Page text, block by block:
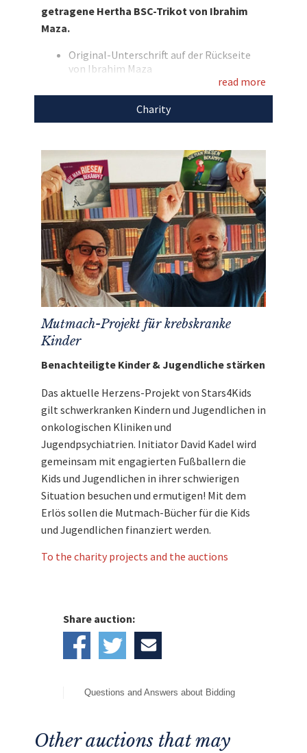
sichern Sie sich dieses Sammlerstück zugunsten
des Mutmach-Projektes, welches sich für
schwerkranke Kinder & Jugendliche einsetzt!
einzigartige Auktionenfür den guten Zweck!
getragene Hertha BSC-Trikot von Ibrahim
Maza.
Original-Unterschrift auf der Rückseite
von Ibrahim Maza
Hertha BSC Heimtrikot 2024/2025
Getragen (genaue Begegnung nicht
2. Bundesliga-Logo auf dem rechten
Beflockt mit Maza und seiner
Rückennummer 10
Größe: L
Marke: Nike
Farbe: weiß/blau
Mit dem Erlös dieser Auktion unterstützen wir
Stars4Kids.
read more
Charity
Mutmach-Projekt für krebskranke
Kinder
Benachteiligte Kinder & Jugendliche stärken
Das aktuelle Herzens-Projekt von Stars4Kids
gilt schwerkranken Kindern und Jugendlichen in
onkologischen Kliniken und
Jugendpsychiatrien. Initiator David Kadel wird
gemeinsam mit engagierten Fußballern die
Kids und Jugendlichen in ihrer schwierigen
Situation besuchen und ermutigen! Mit dem
Erlös sollen die Mutmach-Bücher für die Kids
und Jugendlichen finanziert werden.
To the charity projects and the auctions
Share auction:
Questions and Answers about Bidding
Other auctions that may